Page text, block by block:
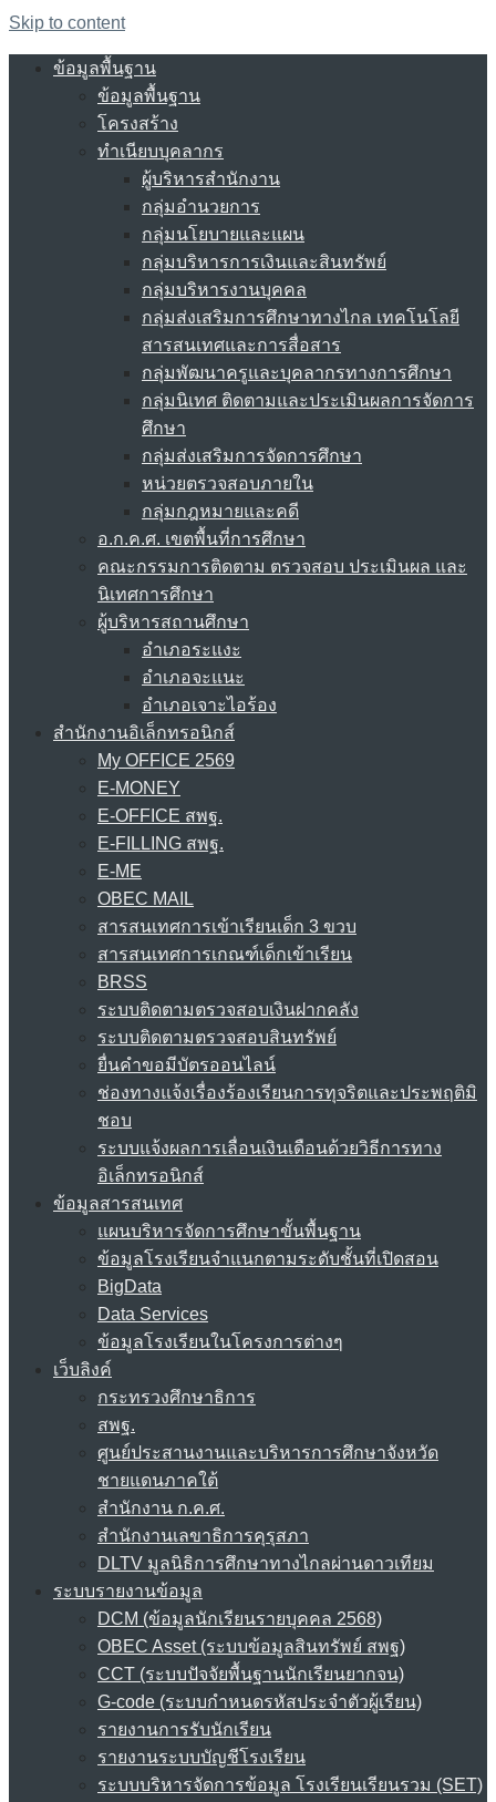
Skip to content
ข้อมูลพื้นฐาน
ข้อมูลพื้นฐาน
โครงสร้าง
ทำเนียบบุคลากร
ผู้บริหารสำนักงาน
กลุ่มอำนวยการ
กลุ่มนโยบายและแผน
กลุ่มบริหารการเงินและสินทรัพย์
กลุ่มบริหารงานบุคคล
กลุ่มส่งเสริมการศึกษาทางไกล เทคโนโลยี
สารสนเทศและการสื่อสาร
กลุ่มพัฒนาครูและบุคลากรทางการศึกษา
กลุ่มนิเทศ ติดตามและประเมินผลการจัดการ
ศึกษา
กลุ่มส่งเสริมการจัดการศึกษา
หน่วยตรวจสอบภายใน
กลุ่มกฎหมายและคดี
อ.ก.ค.ศ. เขตพื้นที่การศึกษา
คณะกรรมการติดตาม ตรวจสอบ ประเมินผล และ
นิเทศการศึกษา
ผู้บริหารสถานศึกษา
อำเภอระแงะ
อำเภอจะแนะ
อำเภอเจาะไอร้อง
สำนักงานอิเล็กทรอนิกส์
My OFFICE 2569
E-MONEY
E-OFFICE สพฐ.
E-FILLING สพฐ.
E-ME
OBEC MAIL
สารสนเทศการเข้าเรียนเด็ก 3 ขวบ
สารสนเทศการเกณฑ์เด็กเข้าเรียน
BRSS
ระบบติดตามตรวจสอบเงินฝากคลัง
ระบบติดตามตรวจสอบสินทรัพย์
ยื่นคำขอมีบัตรออนไลน์
ช่องทางแจ้งเรื่องร้องเรียนการทุจริตและประพฤติมิ
ชอบ
ระบบแจ้งผลการเลื่อนเงินเดือนด้วยวิธีการทาง
อิเล็กทรอนิกส์
ข้อมูลสารสนเทศ
แผนบริหารจัดการศึกษาขั้นพื้นฐาน
ข้อมูลโรงเรียนจำแนกตามระดับชั้นที่เปิดสอน
BigData
Data Services
ข้อมูลโรงเรียนในโครงการต่างๆ
เว็บลิงค์
กระทรวงศึกษาธิการ
สพฐ.
ศูนย์ประสานงานและบริหารการศึกษาจังหวัด
ชายแดนภาคใต้
สำนักงาน ก.ค.ศ.
สำนักงานเลขาธิการคุรุสภา
DLTV มูลนิธิการศึกษาทางไกลผ่านดาวเทียม
ระบบรายงานข้อมูล
DCM (ข้อมูลนักเรียนรายบุคคล 2568)
OBEC Asset (ระบบข้อมูลสินทรัพย์ สพฐ)
CCT (ระบบปัจจัยพื้นฐานนักเรียนยากจน)
G-code (ระบบกำหนดรหัสประจำตัวผู้เรียน)
รายงานการรับนักเรียน
รายงานระบบบัญชีโรงเรียน
ระบบบริหารจัดการข้อมูล โรงเรียนเรียนรวม (SET)